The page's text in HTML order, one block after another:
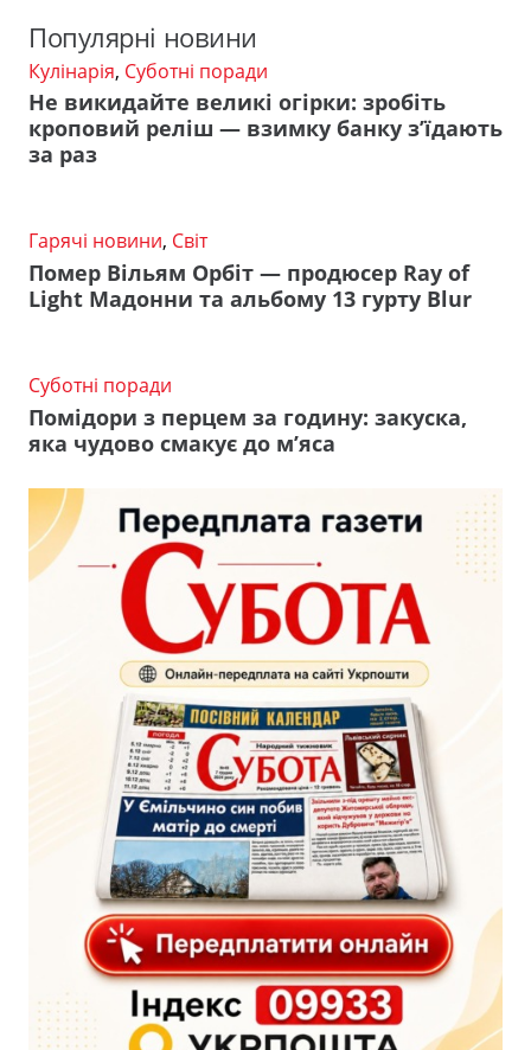
Популярні новини
Кулінарія, Суботні поради
Не викидайте великі огірки: зробіть
кроповий реліш — взимку банку з’їдають
за раз
Гарячі новини, Світ
Помер Вільям Орбіт — продюсер Ray of
Light Мадонни та альбому 13 гурту Blur
Суботні поради
Помідори з перцем за годину: закуска,
яка чудово смакує до м’яса